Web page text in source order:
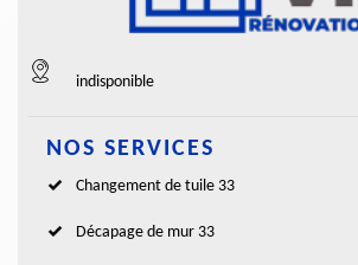
indisponible
NOS SERVICES
Changement de tuile 33
Décapage de mur 33